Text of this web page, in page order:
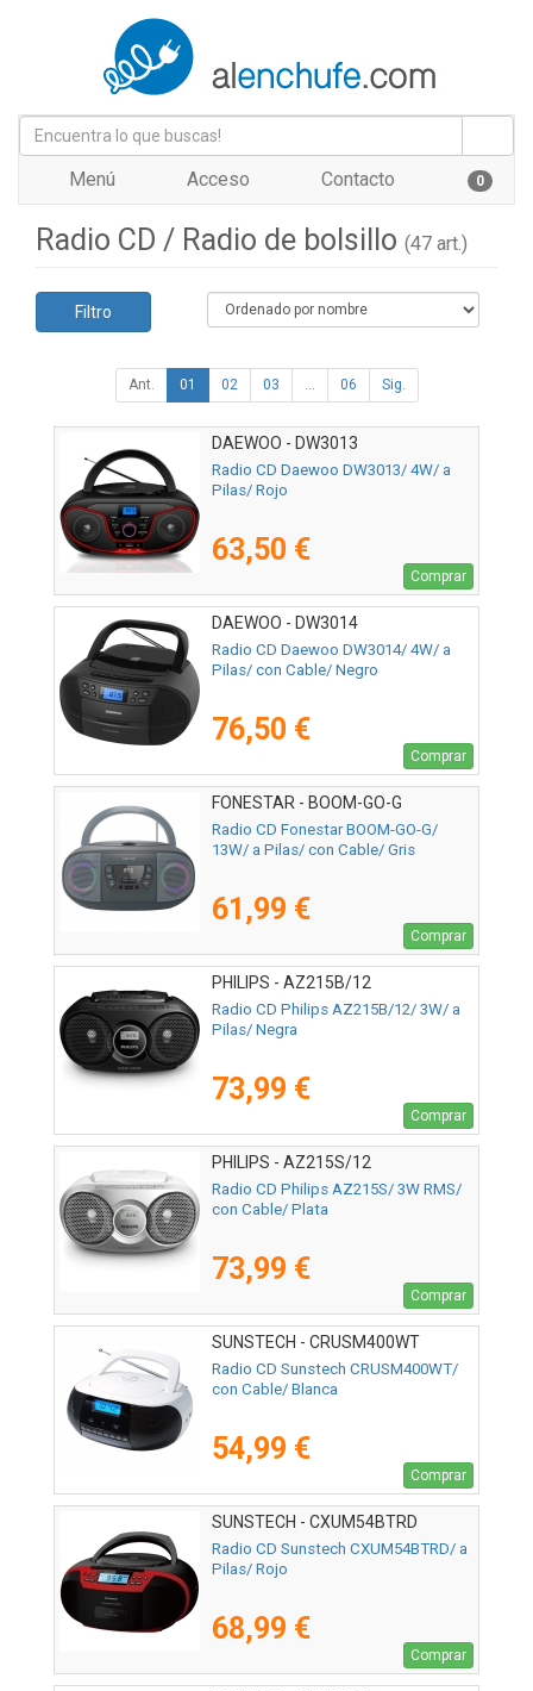
Menú Acceso Contacto 0
Radio CD / Radio de bolsillo (47 art.)
Filtro
Ant. 01 02 03 ... 06 Sig.
DAEWOO - DW3013
Radio CD Daewoo DW3013/ 4W/ a
Pilas/ Rojo
63,50 €
Comprar
DAEWOO - DW3014
Radio CD Daewoo DW3014/ 4W/ a
Pilas/ con Cable/ Negro
76,50 €
Comprar
FONESTAR - BOOM-GO-G
Radio CD Fonestar BOOM-GO-G/
13W/ a Pilas/ con Cable/ Gris
61,99 €
Comprar
PHILIPS - AZ215B/12
Radio CD Philips AZ215B/12/ 3W/ a
Pilas/ Negra
73,99 €
Comprar
PHILIPS - AZ215S/12
Radio CD Philips AZ215S/ 3W RMS/
con Cable/ Plata
73,99 €
Comprar
SUNSTECH - CRUSM400WT
Radio CD Sunstech CRUSM400WT/
con Cable/ Blanca
54,99 €
Comprar
SUNSTECH - CXUM54BTRD
Radio CD Sunstech CXUM54BTRD/ a
Pilas/ Rojo
68,99 €
Comprar